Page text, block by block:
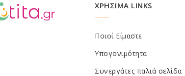
ΧΡΗΣΙΜΑ LINKS
Ποιοί Είμαστε
Υπογονιμότητα
Συνεργάτες παλιά σελίδα